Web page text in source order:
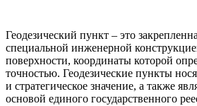
Геодезический пункт – это
специальной инженерной
поверхности, координаты которой
точностью. Геодезические пункты
и стратегическое значение, а также
основой единого государственного